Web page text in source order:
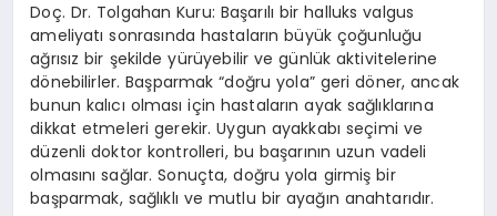
Doç. Dr. Tolgahan Kuru: Başarılı bir halluks valgus
ameliyatı sonrasında hastaların büyük çoğunluğu
ağrısız bir şekilde yürüyebilir ve günlük aktivitelerine
dönebilirler. Başparmak “doğru yola” geri döner, ancak
bunun kalıcı olması için hastaların ayak sağlıklarına
dikkat etmeleri gerekir. Uygun ayakkabı seçimi ve
düzenli doktor kontrolleri, bu başarının uzun vadeli
olmasını sağlar. Sonuçta, doğru yola girmiş bir
başparmak, sağlıklı ve mutlu bir ayağın anahtarıdır.